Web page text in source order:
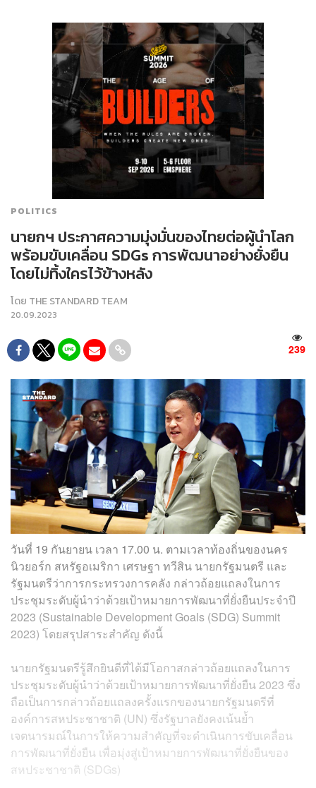
POLITICS
นายกฯ ประกาศความมุ่งมั่นของไทยต่อผู้นำโลก
พร้อมขับเคลื่อน SDGs การพัฒนาอย่างยั่งยืน
โดยไม่ทิ้งใครไว้ข้างหลัง
โดย THE STANDARD TEAM
20.09.2023
239
วันที่ 19 กันยายน เวลา 17.00 น. ตามเวลาท้องถิ่นของนคร
นิวยอร์ก สหรัฐอเมริกา เศรษฐา ทวีสิน นายกรัฐมนตรี และ
รัฐมนตรีว่าการกระทรวงการคลัง กล่าวถ้อยแถลงในการ
ประชุมระดับผู้นำว่าด้วยเป้าหมายการพัฒนาที่ยั่งยืนประจำปี
2023 (Sustainable Development Goals (SDG) Summit
2023) โดยสรุปสาระสำคัญ ดังนี้
นายกรัฐมนตรีรู้สึกยินดีที่ได้มีโอกาสกล่าวถ้อยแถลงในการ
ประชุมระดับผู้นำว่าด้วยเป้าหมายการพัฒนาที่ยั่งยืน 2023 ซึ่ง
ถือเป็นการกล่าวถ้อยแถลงครั้งแรกของนายกรัฐมนตรีที่
องค์การสหประชาชาติ (UN) ซึ่งรัฐบาลยังคงเน้นย้ำ
เจตนารมณ์ในการให้ความสำคัญที่จะดำเนินการขับเคลื่อน
การพัฒนาที่ยั่งยืน เพื่อมุ่งสู่เป้าหมายการพัฒนาที่ยั่งยืนของ
สหประชาชาติ (SDGs)